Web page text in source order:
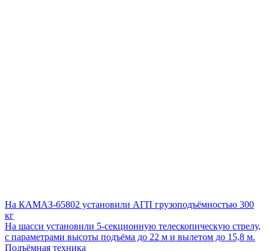
На КАМАЗ-65802 установили АГП грузоподъёмностью 300
кг
На шасси установили 5-секционную телескопическую стрелу,
с параметрами высоты подъёма до 22 м и вылетом до 15,8 м.
Подъёмная техника